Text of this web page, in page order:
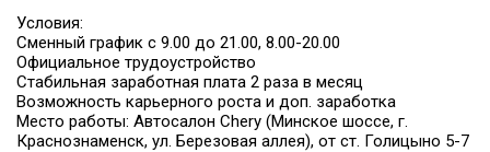
Условия:
Сменный график с 9.00 до 21.00, 8.00-20.00
Официальное трудоустройство
Стабильная заработная плата 2 раза в месяц
Возможность карьерного роста и доп. заработка
Место работы: Автосалон Chery (Минское шоссе, г.
Краснознаменск, ул. Березовая аллея), от ст. Голицыно 5-7